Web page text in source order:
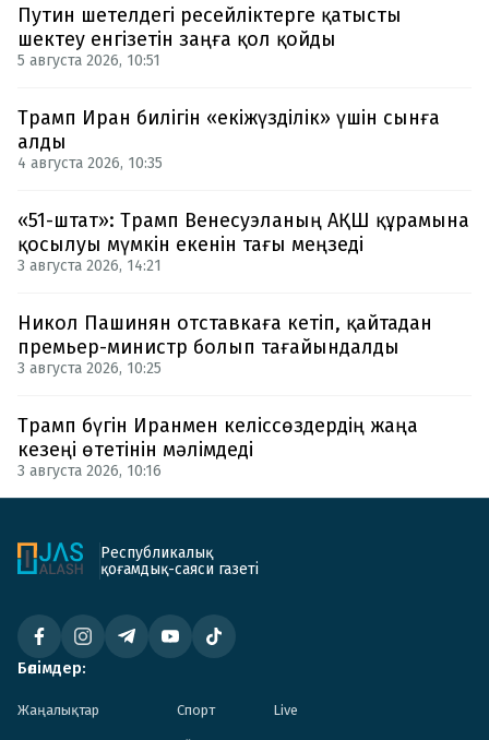
Путин шетелдегі ресейліктерге қатысты
шектеу енгізетін заңға қол қойды
5 августа 2026, 10:51
Трамп Иран билігін «екіжүзділік» үшін сынға
алды
4 августа 2026, 10:35
«51-штат»: Трамп Венесуэланың АҚШ құрамына
қосылуы мүмкін екенін тағы меңзеді
3 августа 2026, 14:21
Никол Пашинян отставкаға кетіп, қайтадан
премьер-министр болып тағайындалды
3 августа 2026, 10:25
Трамп бүгін Иранмен келіссөздердің жаңа
кезеңі өтетінін мәлімдеді
3 августа 2026, 10:16
Республикалық
қоғамдық-саяси газеті
Бөлімдер:
Жаңалықтар Спорт Live